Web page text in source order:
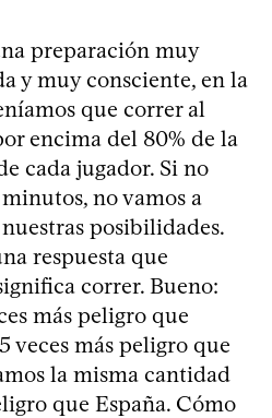
preparación muy
y muy consciente, en la
que correr al
encima del 80% de la
cada jugador. Si no
no vamos a
posibilidades.
respuesta que
correr. Bueno:
más peligro que
veces más peligro que
la misma cantidad
que España. Cómo